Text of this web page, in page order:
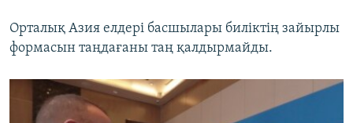
Орталық Азия елдері басшылары биліктің зайырлы
формасын таңдағаны таң қалдырмайды.